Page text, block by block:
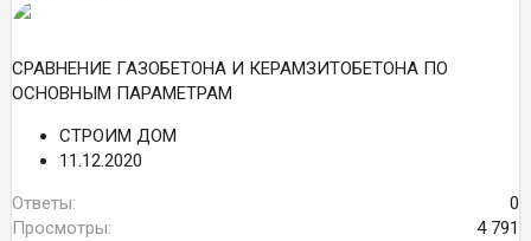
СРАВНЕНИЕ ГАЗОБЕТОНА И КЕРАМЗИТОБЕТОНА ПО
ОСНОВНЫМ ПАРАМЕТРАМ
СТРОИМ ДОМ
11.12.2020
Ответы
0
Просмотры
4 791